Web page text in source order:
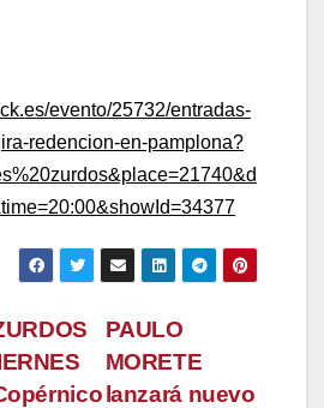
evento/25732/entradas-
redencion-en-pamplona?
PAULO
MORETE
lanzará nuevo